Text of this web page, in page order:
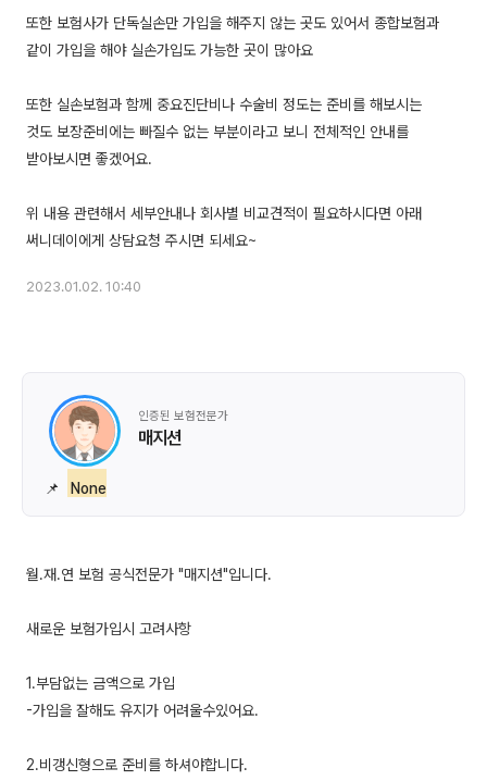
또한 보험사가 단독실손만 가입을 해주지 않는 곳도 있어서 종합보험과
같이 가입을 해야 실손가입도 가능한 곳이 많아요
또한 실손보험과 함께 중요진단비나 수술비 정도는 준비를 해보시는
것도 보장준비에는 빠질수 없는 부분이라고 보니 전체적인 안내를
받아보시면 좋겠어요.
위 내용 관련해서 세부안내나 회사별 비교견적이 필요하시다면 아래
2023.01.02. 10:40
인증된 보험전문가
매지션
📌 None
월.재.연 보험 공식전문가 "매지션"입니다.
새로운 보험가입시 고려사항
1.부담없는 금액으로 가입
-가입을 잘해도 유지가 어려울수있어요.
2.비갱신형으로 준비를 하셔야합니다.